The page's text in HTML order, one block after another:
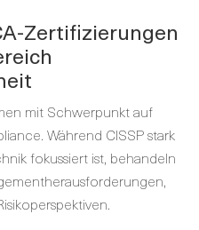
Zertifizierungen
mit Schwerpunkt auf
Während CISSP stark
fokussiert ist, behandeln